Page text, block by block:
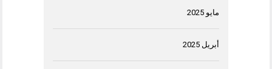
مايو 2025
أبريل 2025